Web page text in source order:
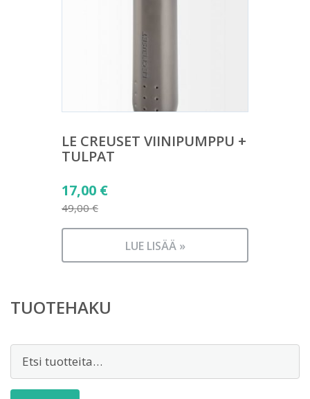
LE CREUSET VIINIPUMPPU +
TULPAT
49,00€
Alkuperäinen
hinta
oli:
17,00 €
Nykyinen
on:
LUE LISÄÄ »
TUOTEHAKU
Etsi: